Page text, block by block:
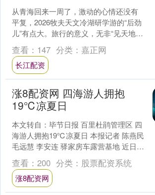
从青海回来一周了，激动的心情还没有
平复，2026牧夫天文冷湖研学游的“后劲
儿”有点大。旅行的意义，无非“见天地，
见众生，见自己”，这一趟甘青跨省之
旅，都见到了！....
查看： 147 分类： 嘉正网
长江配资
涨8配资网 四海游人拥抱
19℃凉夏日
本文转自：毕节日报 百里杜鹃管理区 四
海游人拥抱19℃凉夏日 本报记者 陈燕民
毛远慧 李安连 驿家房车露营基地 近日，
百里杜鹃驿家房车露营基地，湘A、渝
A、粤....
查看： 200 分类： 股票配资系统
涨8配资网